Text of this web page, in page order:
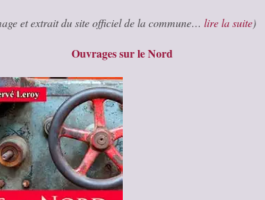
et extrait du site officiel de la commune… lire la suite)
Ouvrages sur le Nord